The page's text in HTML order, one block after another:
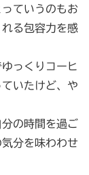
ていうのもお
る包容力を感
っくりコーヒ
いたけど、や
の時間を過ご
分を味わわせ